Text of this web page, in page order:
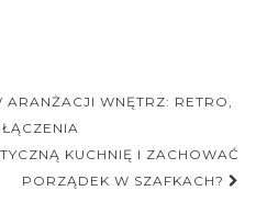
WNĘTRZ: RETRO,
KUCHNIĘ I ZACHOWAĆ
PORZĄDEK W SZAFKACH?